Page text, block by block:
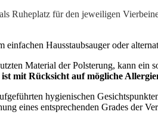
Ruheplatz für den jeweiligen
Hausstaubsauger oder
Material der Polsterung, kann ein
mit Rücksicht auf mögliche
hygienischen
eines entsprechenden Grades der